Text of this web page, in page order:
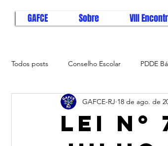
GAFCE Sobre VIII
Todos posts Conselho Escolar PDDE
Tempo de Aprender Brasil na Escola
LEI Nº
GAFCE-RJ 18 de ago. de